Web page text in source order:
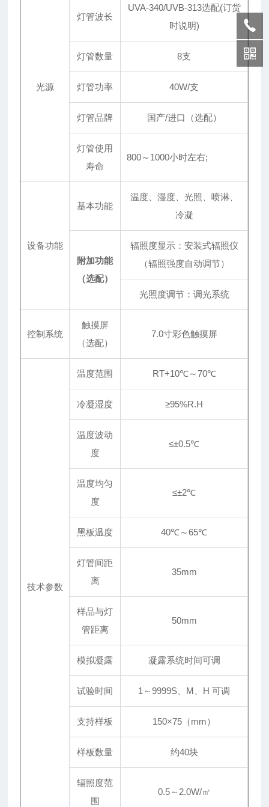
光源
灯管波长
UVA-340/UVB-313选配(订货
时说明)
灯管数量 8支
灯管功率 40W/支
灯管品牌 国产/进口（选配）
灯管使用
寿命
800～1000小时左右;
设备功能
基本功能
温度、湿度、光照、喷淋、
冷凝
附加功能
（选配）
辐照度显示：安装式辐照仪
（辐照强度自动调节）
光照度调节：调光系统
控制系统
触摸屏
（选配）
7.0寸彩色触摸屏
技术参数
温度范围 RT+10℃～70℃
冷凝湿度 ≥95%R.H
温度波动
度
≤±0.5℃
温度均匀
度
≤±2℃
黑板温度 40℃～65℃
灯管间距
离
35mm
样品与灯
管距离
50mm
模拟凝露 凝露系统时间可调
试验时间 1～9999S、M、H 可调
支持样板 150×75（mm）
样板数量 约40块
辐照度范
围
0.5～2.0W/㎡